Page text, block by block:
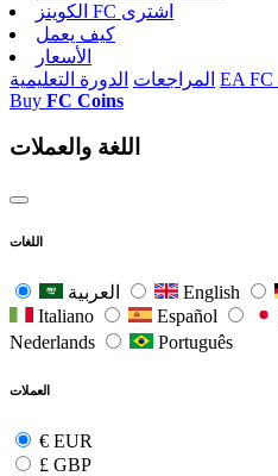
الکوینز FC اشتری
كيف يعمل
الأسعار
المراجعات الدورة التعليمية
Buy FC Coins
اللغة والعملات
اللغات
English
Italiano
Español
Nederlands
Português
العملات
€ EUR
£ GBP